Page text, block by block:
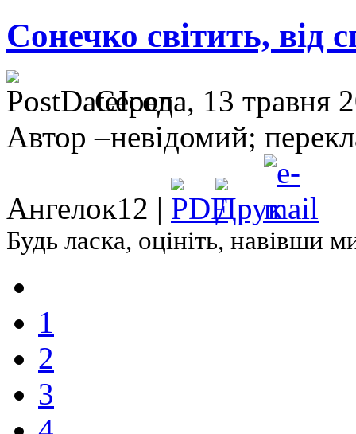
Сонечко світить, від
Середа, 13 травня
Автор –невідомий;
Ангелок12 |
Будь ласка, оцініть, навівши
1
2
3